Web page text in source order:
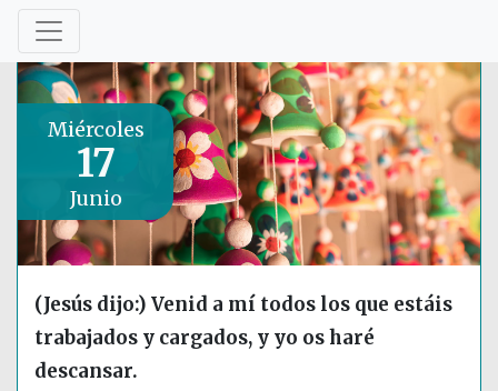
Miércoles
17
Junio
(Jesús dijo:) Venid a mí todos los que estáis
trabajados y cargados, y yo os haré
descansar.